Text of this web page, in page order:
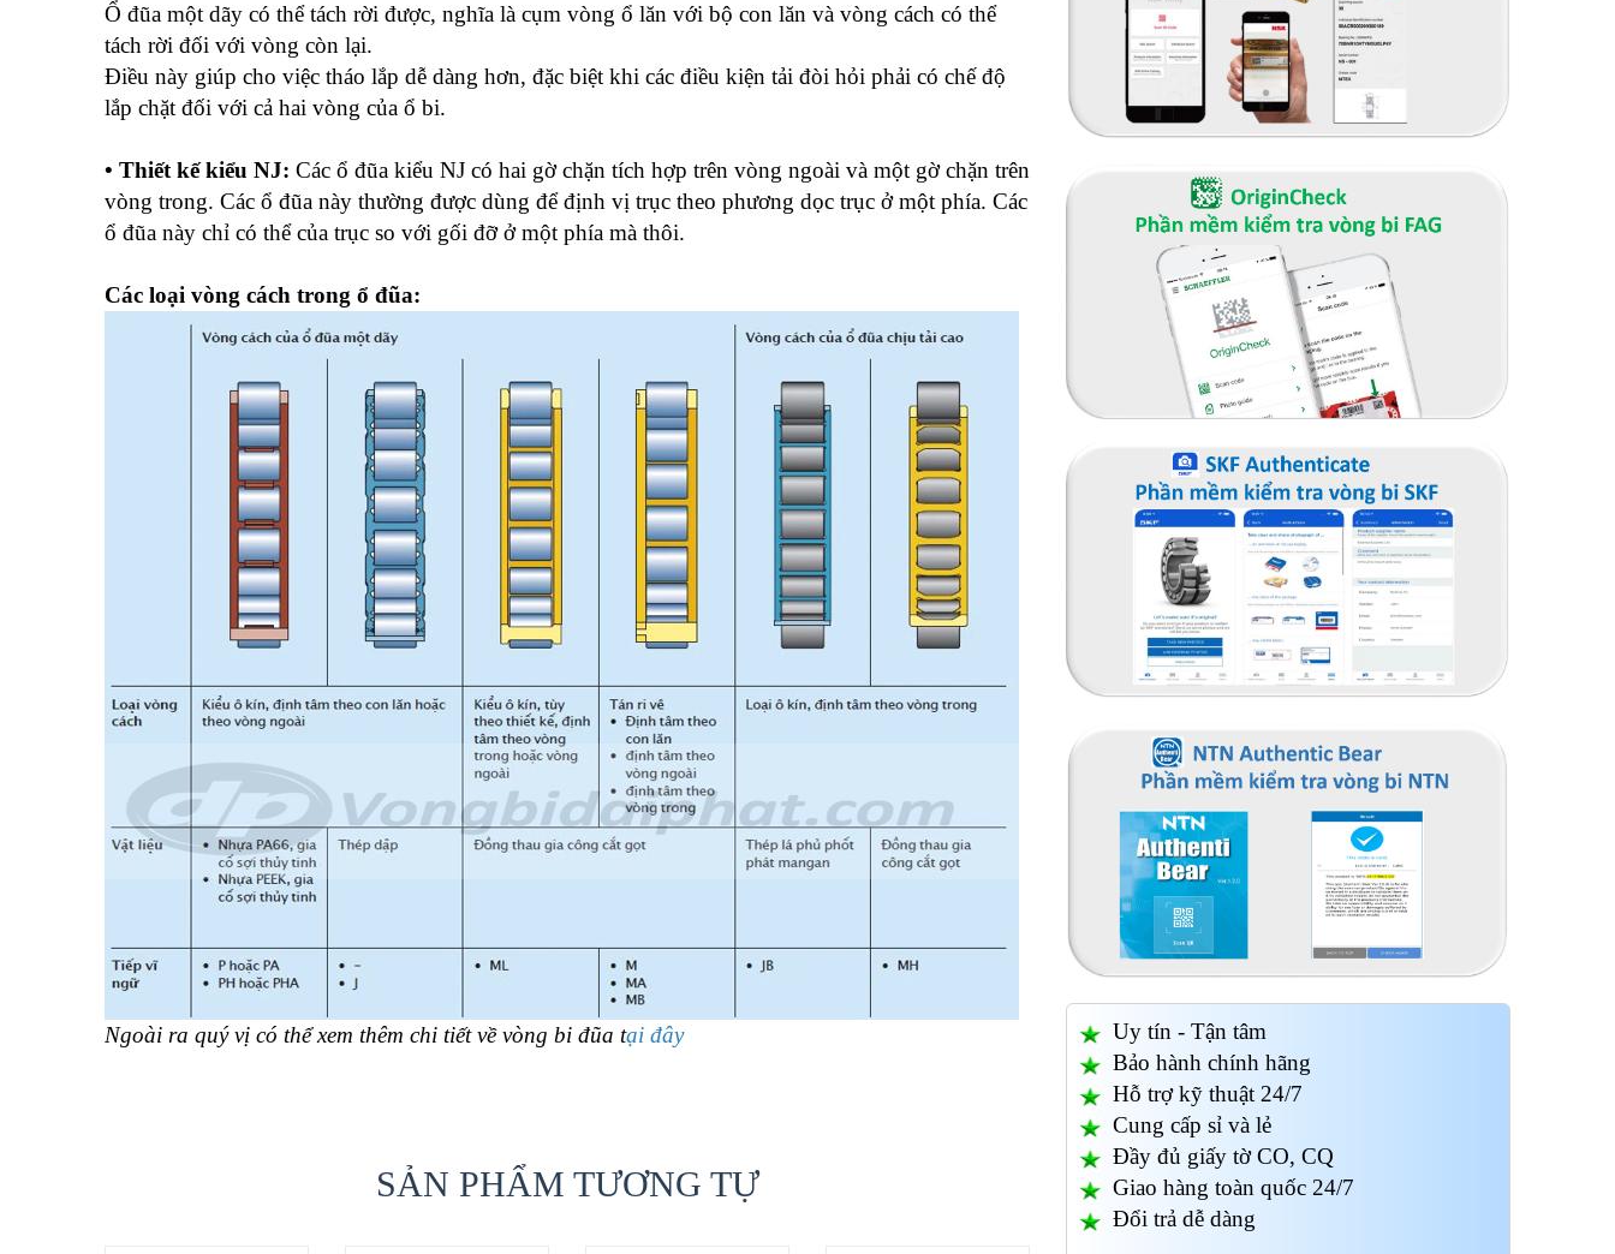
Ổ đũa một dãy có thể tách rời được, nghĩa là cụm vòng ổ lăn với bộ con lăn và vòng cách có thể
tách rời đối với vòng còn lại.
Điều này giúp cho việc tháo lắp dễ dàng hơn, đặc biệt khi các điều kiện tải đòi hỏi phải có chế độ
lắp chặt đối với cả hai vòng của ổ bi.
• Thiết kế kiểu NJ: Các ổ đũa kiểu NJ có hai gờ chặn tích hợp trên vòng ngoài và một gờ chặn trên
vòng trong. Các ổ đũa này thường được dùng để định vị trục theo phương dọc trục ở một phía. Các
ổ đũa này chỉ có thể của trục so với gối đỡ ở một phía mà thôi.
Các loại vòng cách trong ổ đũa:
Ngoài ra quý vị có thể xem thêm chi tiết về vòng bi đũa tại đây
SẢN PHẨM TƯƠNG TỰ
Uy tín - Tận tâm
Bảo hành chính hãng
Hỗ trợ kỹ thuật 24/7
Cung cấp sỉ và lẻ
Đầy đủ giấy tờ CO, CQ
Giao hàng toàn quốc 24/7
Đổi trả dễ dàng